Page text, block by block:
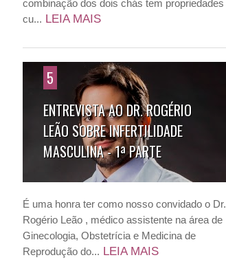
combinação dos dois chás tem propriedades
cu... LEIA MAIS
5
ENTREVISTA AO DR. ROGÉRIO
LEÃO SOBRE INFERTILIDADE
MASCULINA - 1ª PARTE
É uma honra ter como nosso convidado o Dr.
Rogério Leão , médico assistente na área de
Ginecologia, Obstetrícia e Medicina de
Reprodução do... LEIA MAIS